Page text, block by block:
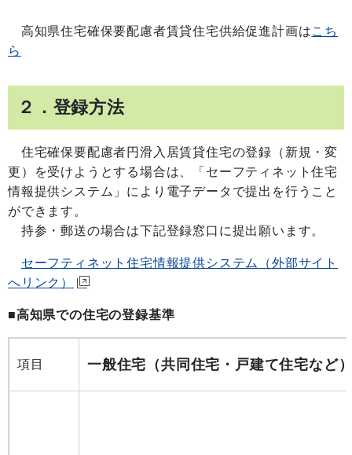
高知県住宅確保要配慮者賃貸住宅供給促進計画はこち
ら
２．登録方法
住宅確保要配慮者円滑入居賃貸住宅の登録（新規・変
更）を受けようとする場合は、「セーフティネット住宅
情報提供システム」により電子データで提出を行うこと
ができます。
持参・郵送の場合は下記登録窓口に提出願います。
セーフティネット住宅情報提供システム（外部サイト
へリンク）
■高知県での住宅の登録基準
項目 一般住宅（共同住宅・戸建て住宅など